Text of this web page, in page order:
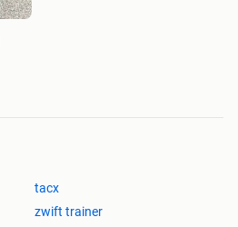
tacx
zwift trainer